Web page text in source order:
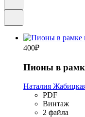
400₽
Пионы в
Наталия
PDF
Винтаж
2 файла